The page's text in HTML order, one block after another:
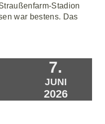
Stadion
war bestens. Das
7.
JUNI
2026